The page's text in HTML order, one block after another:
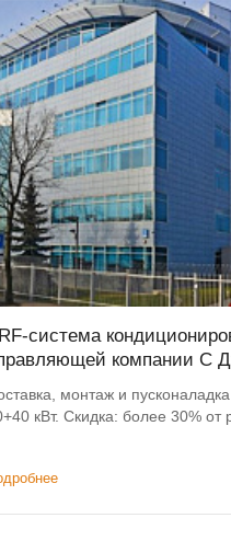
система
компании С
монтаж и
кВт. Скидка: более 30% от